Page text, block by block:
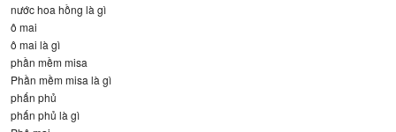
nước hoa hồng là gì
ô mai
ô mai là gì
phần mềm misa
Phần mềm misa là gì
phấn phủ
phấn phủ là gì